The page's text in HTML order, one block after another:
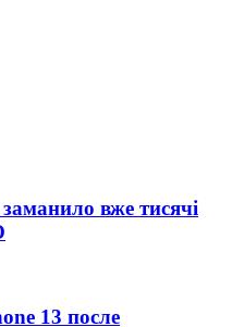
вже тисячі
13 после